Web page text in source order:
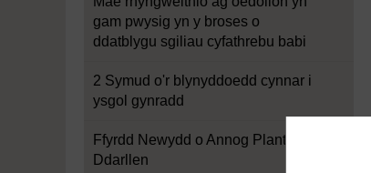
gam pwysig yn y broses o
ddatblygu sgiliau cyfathrebu babi
2 Symud o'r blynyddoedd cynnar i
ysgol gynradd
Ffyrdd Newydd o Annog Plant i
Ddarllen